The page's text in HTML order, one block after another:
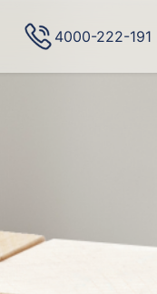
4000-222-191